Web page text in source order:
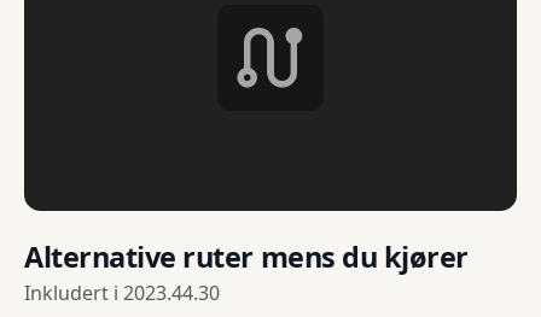
Alternative ruter mens du kjører
Inkludert i 2023.44.30